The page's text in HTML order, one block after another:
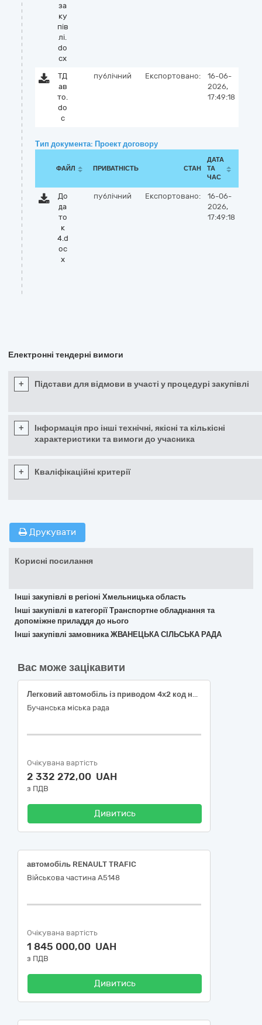
за
ку
пів
лі.
do
cx
ТД
ав
то.
do
c
публічний Експортовано:
16-06-
2026,
17:49:18
Тип документа: Проект договору
ФАЙЛ ПРИВАТНІСТЬ СТАН
ДАТА
ТА
ЧАС
До
да
то
к
4.d
oc
x
публічний Експортовано:
16-06-
2026,
17:49:18
Електронні тендерні вимоги
+ Підстави для відмови в участі у процедурі закупівлі
+
Інформація про інші технічні, якісні та кількісні
характеристики та вимоги до учасника
+ Кваліфікаційні критерії
Друкувати
Корисні посилання
Інші закупівлі в регіоні Хмельницька область
Інші закупівлі в категорії Транспортне обладнання та
допоміжне приладдя до нього
Інші закупівлі замовника ЖВАНЕЦЬКА СІЛЬСЬКА РАДА
Вас може зацікавити
Легковий автомобіль із приводом 4х2 код національного класифікатора України ДК 021:2015 «Єдиний закупівельний словник» 34110000-1 Легкові автомобілі
Бучанська міська рада
Очікувана вартість
2 332 272,00 UAH
з ПДВ
Дивитись
автомобіль RENAULT TRAFIC
Військова частина А5148
Очікувана вартість
1 845 000,00 UAH
з ПДВ
Дивитись